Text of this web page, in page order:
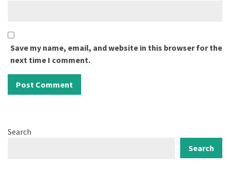
Save my name, email, and website in this browser for the
next time I comment.
Search
Search